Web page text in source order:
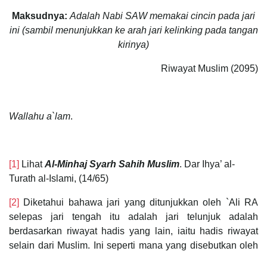
Maksudnya: Adalah Nabi SAW memakai cincin pada jari
ini (sambil menunjukkan ke arah jari kelinking pada tangan
kirinya)
Riwayat Muslim (2095)
Wallahu a`lam.
[1] LihatAl-Minhaj Syarh Sahih Muslim. Dar Ihya’ al-
Turath al-Islami, (14/65)
[2]
Diketahui bahawa jari yang ditunjukkan oleh `Ali RA
selepas jari tengah itu adalah jari telunjuk adalah
berdasarkan riwayat hadis yang lain, iaitu hadis riwayat
selain dari Muslim. Ini seperti mana yang disebutkan oleh